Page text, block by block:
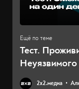
Тест.
Неуязвимого
2х2.медиа